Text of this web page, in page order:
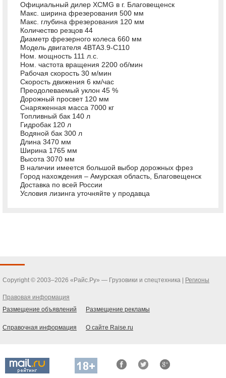
Официальный дилер XCMG в г. Благовещенск
Макс. ширина фрезерования 500 мм
Макс. глубина фрезерования 120 мм
Количество резцов 44
Диаметр фрезерного колеса 660 мм
Модель двигателя 4BTA3.9-C110
Ном. мощность 111 л.с.
Ном. частота вращения 2200 об/мин
Рабочая скорость 30 м/мин
Скорость движения 6 км/час
Преодолеваемый уклон 45 %
Дорожный просвет 120 мм
Снаряженная масса 7000 кг
Топливный бак 140 л
Гидробак 120 л
Водяной бак 300 л
Длина 3470 мм
Ширина 1765 мм
Высота 3070 мм
В наличии имеется большой выбор дорожных фрез
Город нахождения – Амурская область, Благовещенск
Доставка по всей России
Условия лизинга уточняйте у продавца
Copyright © 2003–2026 «Райс.Ру» — Грузовики и спецтехника | Регионы
Правовая информация
Размещение объявлений
Размещение рекламы
Справочная информация О сайте Raise.ru